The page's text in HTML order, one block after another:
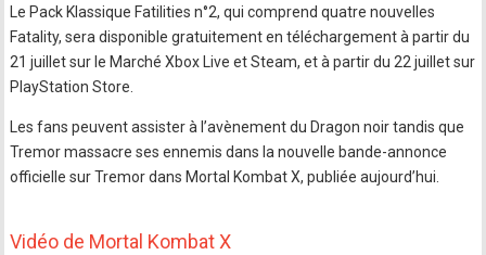
Le Pack Klassique Fatilities n°2, qui comprend quatre nouvelles
Fatality, sera disponible gratuitement en téléchargement à partir du
21 juillet sur le Marché Xbox Live et Steam, et à partir du 22 juillet sur
PlayStation Store.
Les fans peuvent assister à l’avènement du Dragon noir tandis que
Tremor massacre ses ennemis dans la nouvelle bande-annonce
officielle sur Tremor dans Mortal Kombat X, publiée aujourd’hui.
Vidéo de Mortal Kombat X